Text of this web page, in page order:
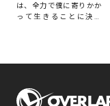
は、全力で僕に寄りかか
って生きることに決め